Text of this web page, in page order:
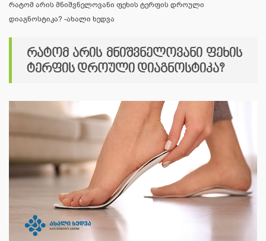
რატომ არის მნიშვნელოვანი ფეხის ტერფის დროული
დიაგნოსტიკა? -ახალი ხედვა
რატომ არის მნიშვნელოვანი ფეხის
ტერფის დროული დიაგნოსტიკა?